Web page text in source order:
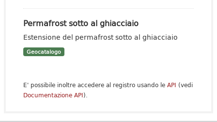
Permafrost sotto al ghiacciaio
Estensione del permafrost sotto al ghiacciaio
Geocatalogo
E' possibile inoltre accedere al registro usando le API (vedi
Documentazione API).